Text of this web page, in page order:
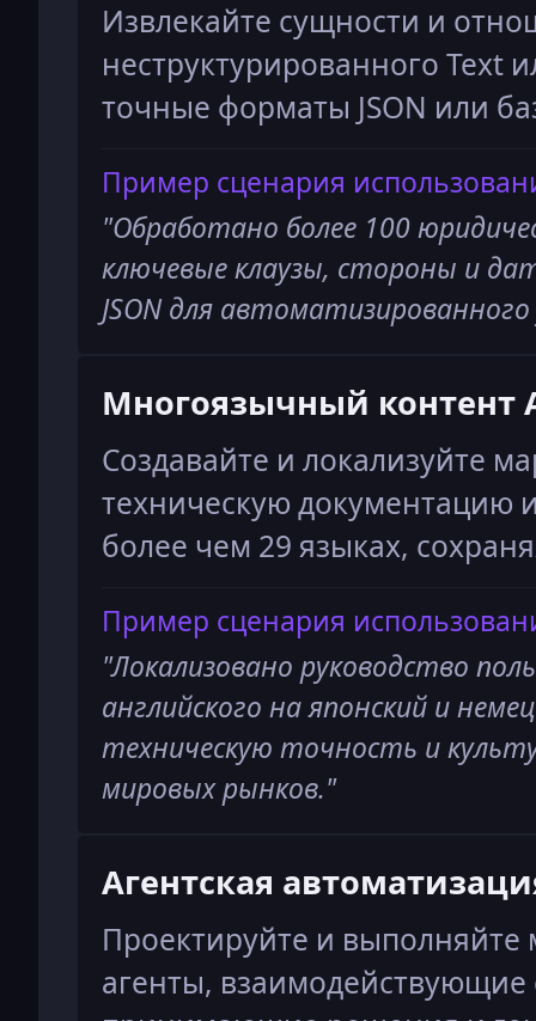
Извлекайте сущности и
неструктурированного Text
точные форматы JSON или
Пример сценария
"Обработано более 100
ключевые клаузы, стороны и
JSON для
Многоязычный контент
Создавайте и локализуйте
техническую документацию
более чем 29 языках,
Пример сценария
"Локализовано руководство
английского на японский и
техническую точность и
мировых рынков."
Агентская
Проектируйте и выполняйте
агенты, взаимодействующие